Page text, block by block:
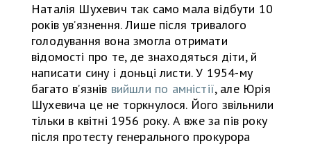
Наталія Шухевич так само мала відбути 10
років увʼязнення. Лише після тривалого
голодування вона змогла отримати
відомості про те, де знаходяться діти, й
написати сину і доньці листи. У 1954-му
багато вʼязнів вийшли по амністії, але Юрія
Шухевича це не торкнулося. Його звільнили
тільки в квітні 1956 року. А вже за пів року
після протесту генерального прокурора